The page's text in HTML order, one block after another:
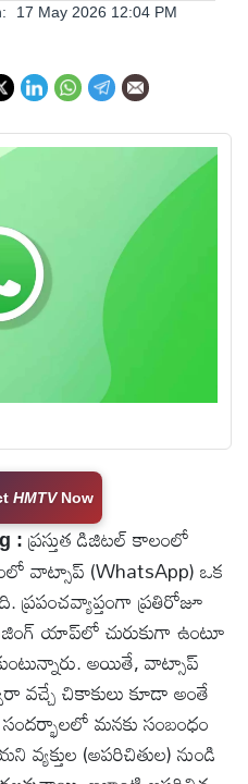
17 May 2026 12:04 PM
HMTVNow
:ప్రస్తుత డిజిటల్ కాలంలో
వాట్సాప్ (WhatsApp) ఒక
ప్రతిరోజూ
యాప్‌లో చురుకుగా ఉంటూ
అయితే, వాట్సాప్
వచ్చే చికాకులు కూడా అంతే
మనకు సంబంధం
(అపరిచితుల) నుండి